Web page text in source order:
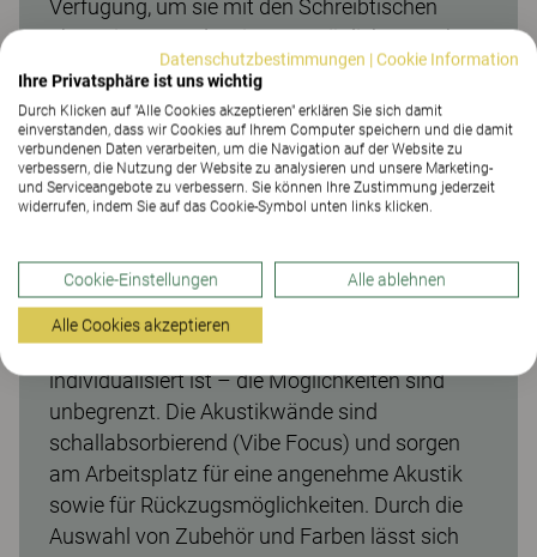
Verfügung, um sie mit den Schreibtischen
abzustimmen oder einen persönlichen Look zu
schaffen. Vibe-Trennwände bieten eine
schnelle Möglichkeit, einen offenen
Arbeitsbereich in mehrere Räume zu
unterteilen, in denen Teams effizient und ohne
Störungen arbeiten können. Ein Raumteiler mit
abgeschirmten, aber nicht vollständig
isolierten Arbeitsplatz zu schaffen. Man kann
sich für vorgefertigte Kombinationen oder ein
System entscheiden, das komplett
individualisiert ist – die Möglichkeiten sind
unbegrenzt. Die Akustikwände sind
schallabsorbierend (Vibe Focus) und sorgen
am Arbeitsplatz für eine angenehme Akustik
sowie für Rückzugsmöglichkeiten. Durch die
Auswahl von Zubehör und Farben lässt sich
Datenschutzbestimmungen |Cookie Information
Ihre Privatsphäre ist uns wichtig
Durch Klicken auf "Alle Cookies akzeptieren" erklären Sie sich damit
einverstanden, dass wir Cookies auf Ihrem Computer speichern und die damit
verbundenen Daten verarbeiten, um die Navigation auf der Website zu
verbessern, die Nutzung der Website zu analysieren und unsere Marketing-
und Serviceangebote zu verbessern. Sie können Ihre Zustimmung jederzeit
widerrufen, indem Sie auf das Cookie-Symbol unten links klicken.
Cookie-Einstellungen Alle ablehnen
Alle Cookies akzeptieren